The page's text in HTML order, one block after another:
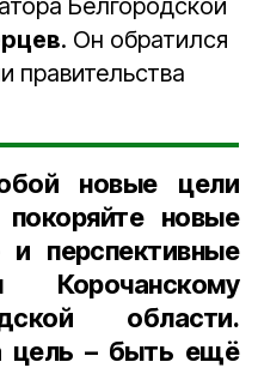
Белгородской
. Он обратился
правительства
новые цели
новые
перспективные
области.
цель – быть ещё